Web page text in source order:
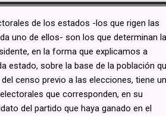
de los estados -los que rigen las
uno de ellos- son los que determinan la
en la forma que explicamos a
estado, sobre la base de la población
censo previo a las elecciones, tiene
que corresponden, en su
del partido que haya ganado en el